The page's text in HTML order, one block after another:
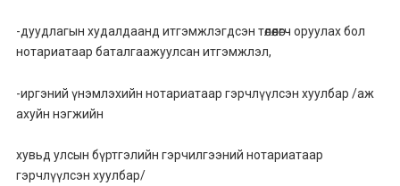
-дуудлагын худалдаанд итгэмжлэгдсэн төлөөлөгч оруулах бол
нотариатаар баталгаажуулсан итгэмжлэл,
-иргэний үнэмлэхийн нотариатаар гэрчлүүлсэн хуулбар /аж
ахуйн нэгжийн
хувьд улсын бүртгэлийн гэрчилгээний нотариатаар
гэрчлүүлсэн хуулбар/